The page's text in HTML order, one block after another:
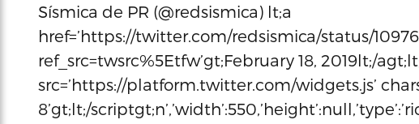
Sísmica de PR (@redsismica) lt;a
href=’https://twitter.com/redsismica/status/
ref_src=twsrc%5Etfw’gt;February 18, 2019lt;/
src=’https://platform.twitter.com/widgets.js’
8’gt;lt;/